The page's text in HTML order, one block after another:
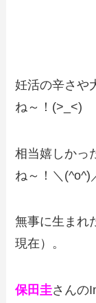
妊活の辛さや
ね～！(>_<)
相当嬉しかっ
ね～！＼(^o^)
無事に生まれ
現在）。
保田圭さんの